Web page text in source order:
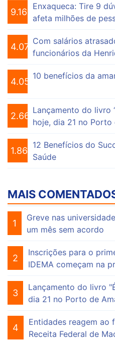
9.160
Enxaqueca: Tire 9
afeta milhões de
4.076
Com salários
funcionários da
4.056
10 benefícios da
2.663
Lançamento do livro
hoje, dia 21 no Porto
1.865
12 Benefícios do
Saúde
MAIS
1
Greve nas
um mês sem acordo
2
Inscrições para o
IDEMA começam na
3
Lançamento do livro
dia 21 no Porto de
4
Entidades reagem ao
Receita Federal de